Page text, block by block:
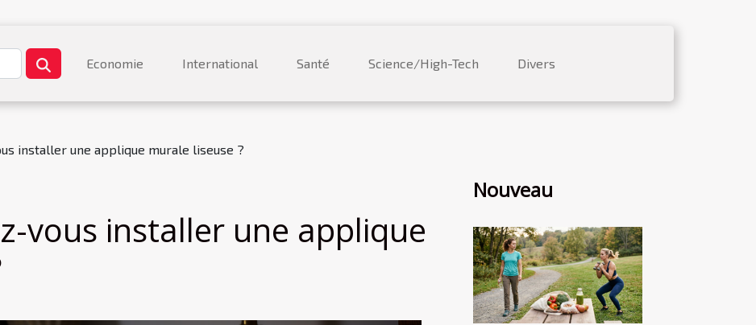
Economie International Santé Science/High-Tech Divers
installer une applique murale liseuse ?
vous installer une applique
Nouveau